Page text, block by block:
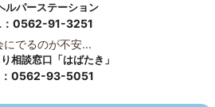
ルパーステーション
0562-91-3251
にでるのが不安...
相談窓口「はばたき」
0562-93-5051